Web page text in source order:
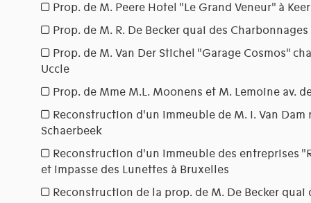
Prop. de M. Peere Hotel "Le Grand Veneur" à
Prop. de M. R. De Becker quai des
Prop. de M. Van Der Stichel "Garage Cosmos"
Uccle
Prop. de Mme M.L. Moonens et M. Lemoine av.
Reconstruction d'un immeuble de M. I. Van Dam
Schaerbeek
Reconstruction d'un immeuble des entreprises
et impasse des Lunettes à Bruxelles
Reconstruction de la prop. de M. De Becker quai